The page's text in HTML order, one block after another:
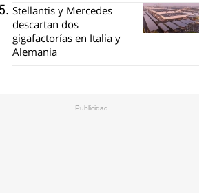
Stellantis y Mercedes
descartan dos
gigafactorías en Italia y
Alemania